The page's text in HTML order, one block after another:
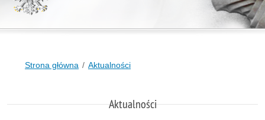
Strona główna Aktualności
Aktualności